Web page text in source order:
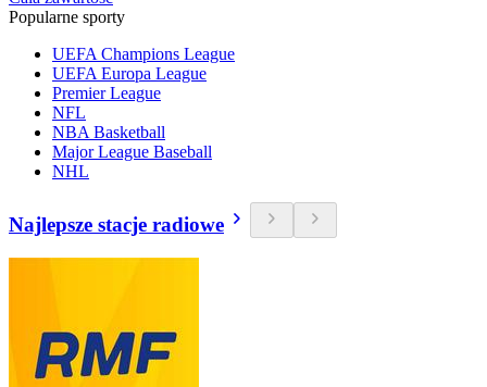
Popularne sporty
UEFA Champions League
UEFA Europa League
Premier League
NFL
NBA Basketball
Major League Baseball
NHL
Najlepsze stacje radiowe